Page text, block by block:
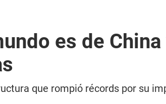
es de
que rompió récords por su